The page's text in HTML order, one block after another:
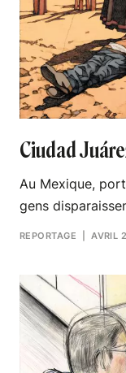
Ciudad
Au Mexique,
gens
REPORTAGE | AVRIL